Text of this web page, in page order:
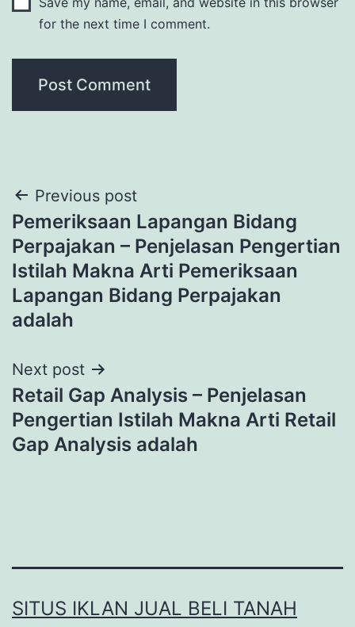
for the next time I comment.
Post
navigation
Previous post
Pemeriksaan Lapangan Bidang
Perpajakan – Penjelasan Pengertian
Istilah Makna Arti Pemeriksaan
Lapangan Bidang Perpajakan
adalah
Next post
Retail Gap Analysis – Penjelasan
Pengertian Istilah Makna Arti Retail
Gap Analysis adalah
SITUS IKLAN JUAL BELI TANAH